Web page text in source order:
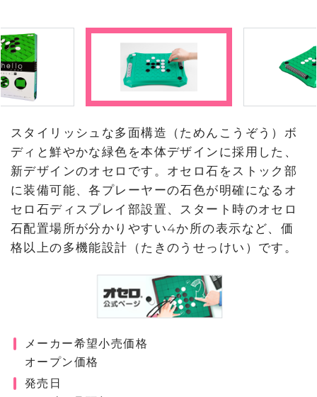
スタイリッシュな多面構造（ためんこうぞう）ボ
ディと鮮やかな緑色を本体デザインに採用した、
新デザインのオセロです。オセロ石をストック部
に装備可能、各プレーヤーの石色が明確になるオ
セロ石ディスプレイ部設置、スタート時のオセロ
石配置場所が分かりやすい4か所の表示など、価
格以上の多機能設計（たきのうせっけい）です。
メーカー希望小売価格
オープン価格
発売日